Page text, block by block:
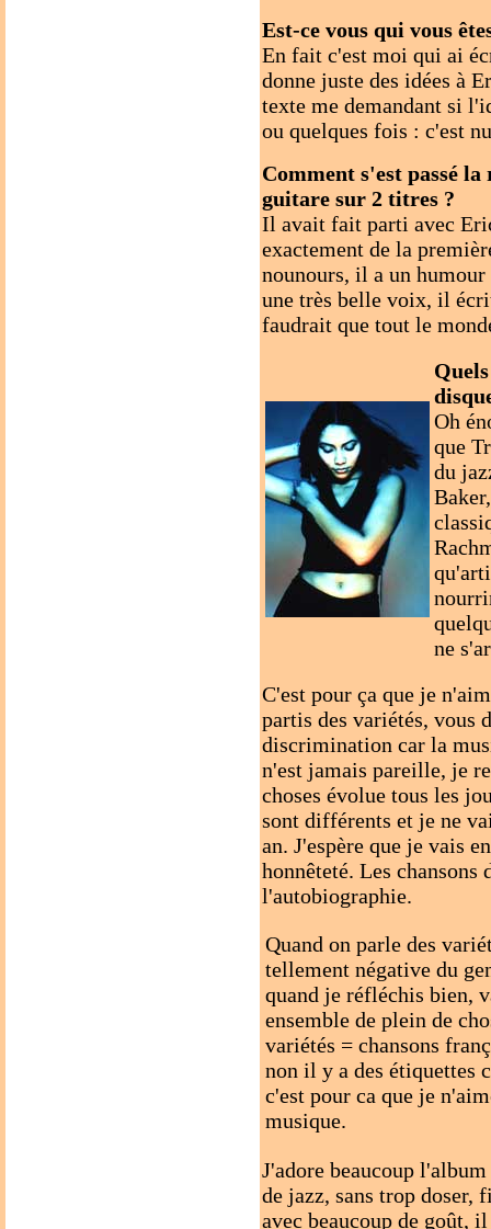
Est-ce vous qui vous
En fait c'est moi qui ai
donne juste des idées à
texte me demandant si
ou quelques fois : c'est
Comment s'est passé
guitare sur 2 titres ?
Il avait fait parti avec
exactement de la
nounours, il a un
une très belle voix, il
faudrait que tout le
Oh
que
du
ne
C'est pour ça que je
partis des variétés, vous
discrimination car la
n'est jamais pareille, je
choses évolue tous les
sont différents et je ne
an. J'espère que je vais
honnêteté. Les
l'autobiographie.
Quand on parle des
tellement négative du
quand je réfléchis bien,
ensemble de plein de
variétés = chansons
non il y a des étiquettes
c'est pour ca que je
musique.
J'adore beaucoup
de jazz, sans trop doser,
avec beaucoup de goût,